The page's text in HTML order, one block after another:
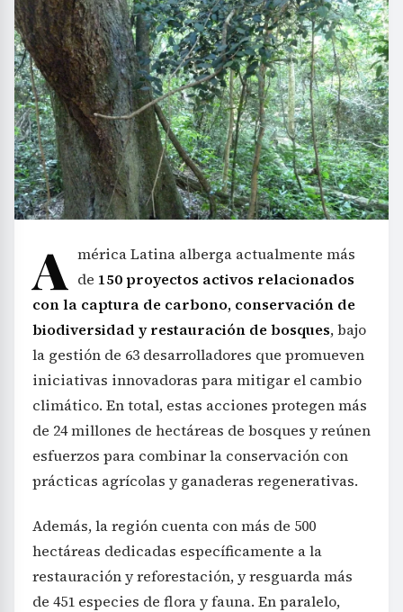
A mérica Latina alberga actualmente más
de 150 proyectos activos relacionados
con la captura de carbono, conservación de
biodiversidad y restauración de bosques, bajo
la gestión de 63 desarrolladores que promueven
iniciativas innovadoras para mitigar el cambio
climático. En total, estas acciones protegen más
de 24 millones de hectáreas de bosques y reúnen
esfuerzos para combinar la conservación con
prácticas agrícolas y ganaderas regenerativas.
Además, la región cuenta con más de 500
hectáreas dedicadas específicamente a la
restauración y reforestación, y resguarda más
de 451 especies de flora y fauna. En paralelo,